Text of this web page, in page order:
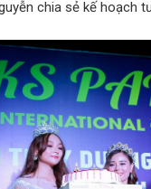
chia sẻ kế hoạch